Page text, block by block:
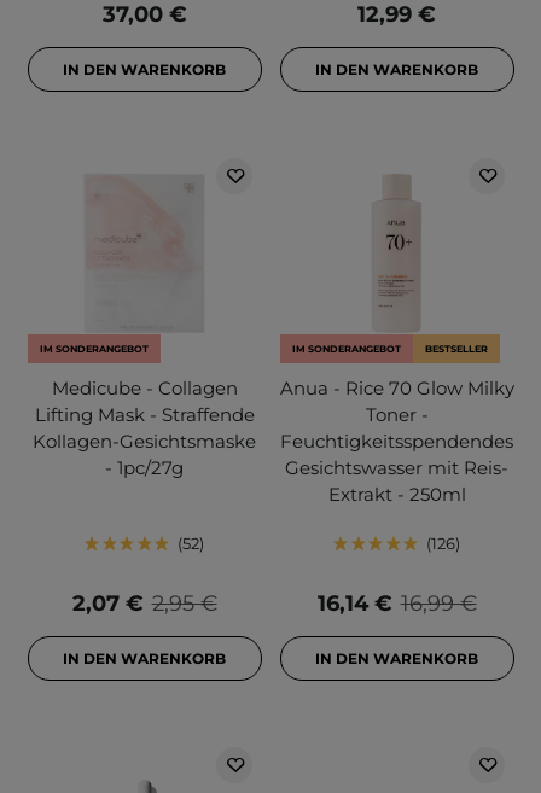
37,00 €
IN DEN WARENKORB
12,99 €
IN DEN WARENKORB
IM SONDERANGEBOT
Medicube - Collagen
Lifting Mask - Straffende
Kollagen-Gesichtsmaske
- 1pc/27g
52
2,95 €
2,07 €
IN DEN WARENKORB
IM SONDERANGEBOT BESTSELLER
Anua - Rice 70 Glow Milky
Toner -
Feuchtigkeitsspendendes
Gesichtswasser mit Reis-
Extrakt - 250ml
126
16,99 €
16,14 €
IN DEN WARENKORB